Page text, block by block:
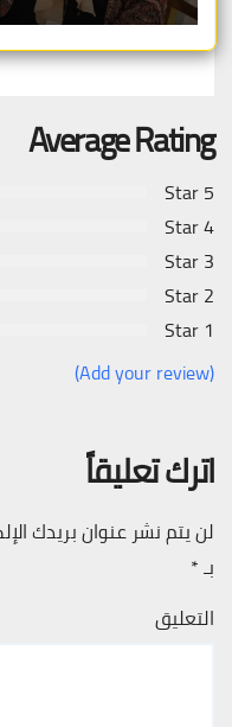
Average Rating
5 Star
4 Star
3 Star
2 Star
1 Star
(Add your review)
اترك تعليقاً
لن يتم نشر عنوان بريدك
بـ*
التعليق